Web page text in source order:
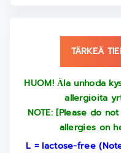
TÄRKEÄ
HUOM! Ӓla unhoda
allergioita
NOTE: [Please do
allergies on
L = lactose-free